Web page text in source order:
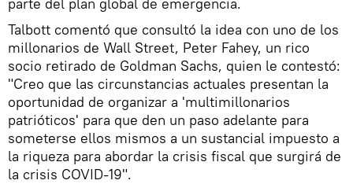
Talbott comentó que consultó la idea con uno de los
millonarios de Wall Street, Peter Fahey, un rico
socio retirado de Goldman Sachs, quien le contestó:
"Creo que las circunstancias actuales presentan la
oportunidad de organizar a 'multimillonarios
patrióticos' para que den un paso adelante para
someterse ellos mismos a un sustancial impuesto a
la riqueza para abordar la crisis fiscal que surgirá de
la crisis COVID-19".